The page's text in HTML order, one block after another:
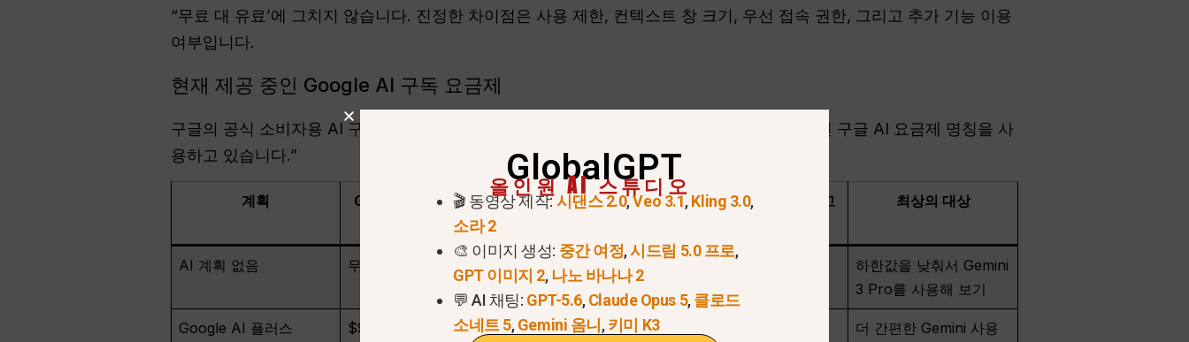
“무료 대 유료’에 그치지 않습니다. 진정한 차이점은 사용 제한, 컨텍스트 창 크기, 우선 접속 권한, 그리고 추가 기능 이용
여부입니다.
현재 제공 중인 Google AI 구독 요금제
구글의 공식 소비자용 AI 구독 체계는 이제 단순히 “Google One AI Premium’이라는 명칭 대신 구글 AI 요금제 명칭을 사
용하고 있습니다.”
계획
Google One에서 표시
된 미국 가격
스토리지 Gemini 제한 사항 참고 최상의 대상
AI 계획 없음 무료
Google 계정에 15 GB가
포함되어 있습니다
하한값을 낮춰서 Gemini
3 Pro를 사용해 보기
Google AI 플러스 $9.99/월 2TB
더 간편한 Gemini 사용
GlobalGPT
올인원 AI 스튜디오
🎬 동영상 제작:시댄스 2.0,Veo 3.1,Kling 3.0,
소라 2
🎨 이미지 생성: 중간 여정,시드림 5.0 프로,
GPT 이미지 2, 나노 바나나 2
💬 AI 채팅: GPT-5.6,Claude Opus 5,클로드
소네트 5,Gemini 옴니,키미 K3